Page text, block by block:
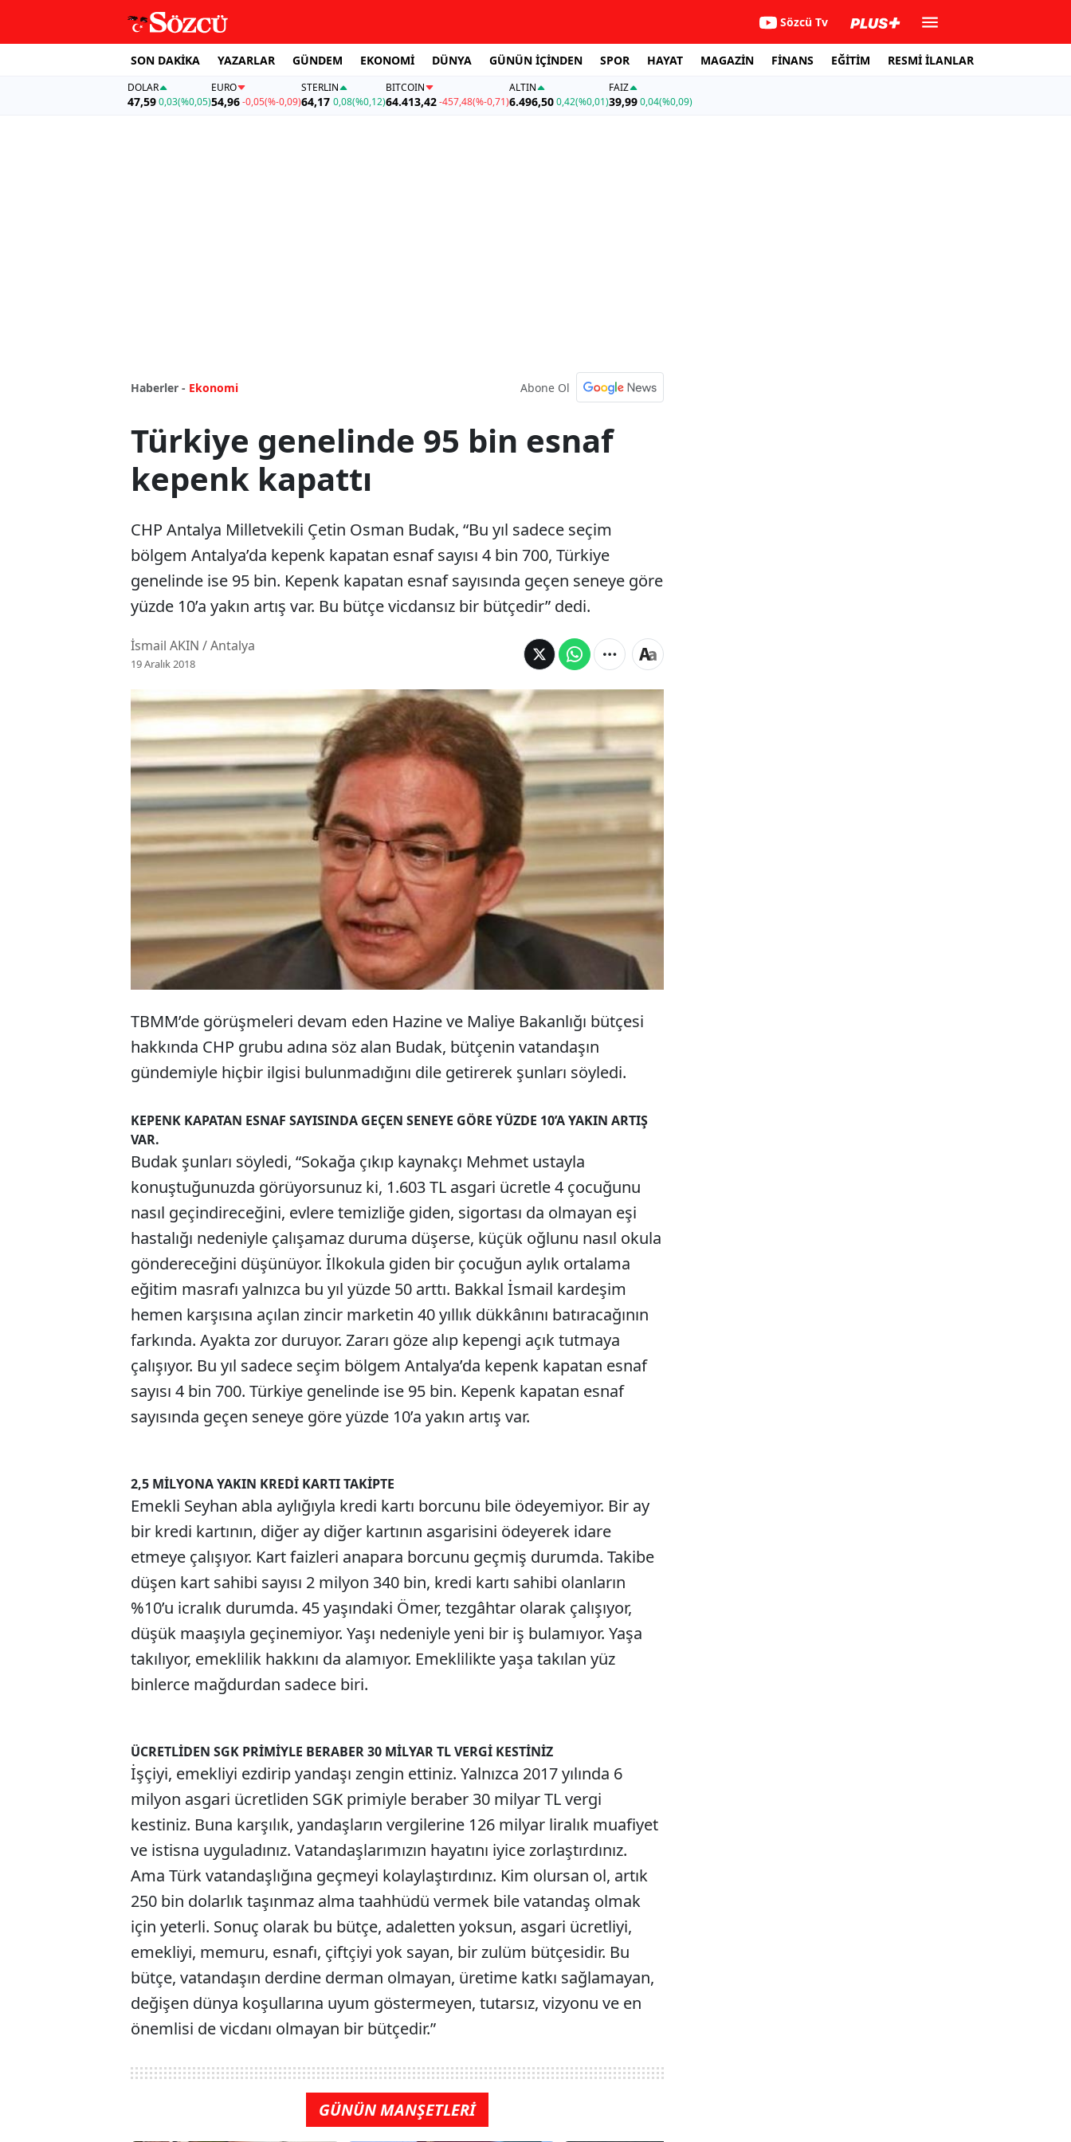
Sözcü Tv
SON DAKİKA YAZARLAR GÜNDEM EKONOMİ DÜNYA GÜNÜN İÇİNDEN SPOR HAYAT MAGAZİN FİNANS EĞİTİM RESMİ İLANLAR
DOLAR
47,590,03(%0,05)
EURO
54,96 -0,05(%-0,09)
STERLIN
64,17 0,08(%0,12)
BITCOIN
64.413,42-457,48(%-0,71)
ALTIN
6.496,500,42(%0,01)
FAİZ
39,990,04(%0,09)
Haberler - Ekonomi Abone Ol
Türkiye genelinde 95 bin esnaf
kepenk kapattı
CHP Antalya Milletvekili Çetin Osman Budak, “Bu yıl sadece seçim
bölgem Antalya’da kepenk kapatan esnaf sayısı 4 bin 700, Türkiye
genelinde ise 95 bin. Kepenk kapatan esnaf sayısında geçen seneye göre
yüzde 10’a yakın artış var. Bu bütçe vicdansız bir bütçedir” dedi.
İsmail AKIN / Antalya
19 Aralık 2018
CHP Antalya Milletvekili Çetin Osman Budak, “Bu yıl sadece seçim
bölgem Antalya’da kepenk kapatan esnaf sayısı 4 bin 700, Türkiye
genelinde ise 95 bin. Kepenk kapatan esnaf sayısında geçen
seneye göre yüzde 10’a yakın artış var. Bu bütçe vicdansız bir
bütçedir” dedi.
TBMM’de görüşmeleri devam eden Hazine ve Maliye Bakanlığı bütçesi
hakkında CHP grubu adına söz alan Budak, bütçenin vatandaşın
gündemiyle hiçbir ilgisi bulunmadığını dile getirerek şunları söyledi.
KEPENK KAPATAN ESNAF SAYISINDA GEÇEN SENEYE GÖRE YÜZDE 10’A YAKIN ARTIŞ
VAR.
Budak şunları söyledi, “Sokağa çıkıp kaynakçı Mehmet ustayla
konuştuğunuzda görüyorsunuz ki, 1.603 TL asgari ücretle 4 çocuğunu
nasıl geçindireceğini, evlere temizliğe giden, sigortası da olmayan eşi
hastalığı nedeniyle çalışamaz duruma düşerse, küçük oğlunu nasıl okula
göndereceğini düşünüyor. İlkokula giden bir çocuğun aylık ortalama
eğitim masrafı yalnızca bu yıl yüzde 50 arttı. Bakkal İsmail kardeşim
hemen karşısına açılan zincir marketin 40 yıllık dükkânını batıracağının
farkında. Ayakta zor duruyor. Zararı göze alıp kepengi açık tutmaya
çalışıyor. Bu yıl sadece seçim bölgem Antalya’da kepenk kapatan esnaf
sayısı 4 bin 700. Türkiye genelinde ise 95 bin. Kepenk kapatan esnaf
sayısında geçen seneye göre yüzde 10’a yakın artış var.
2,5 MİLYONA YAKIN KREDİ KARTI TAKİPTE
Emekli Seyhan abla aylığıyla kredi kartı borcunu bile ödeyemiyor. Bir ay
bir kredi kartının, diğer ay diğer kartının asgarisini ödeyerek idare
etmeye çalışıyor. Kart faizleri anapara borcunu geçmiş durumda. Takibe
düşen kart sahibi sayısı 2 milyon 340 bin, kredi kartı sahibi olanların
%10’u icralık durumda. 45 yaşındaki Ömer, tezgâhtar olarak çalışıyor,
düşük maaşıyla geçinemiyor. Yaşı nedeniyle yeni bir iş bulamıyor. Yaşa
takılıyor, emeklilik hakkını da alamıyor. Emeklilikte yaşa takılan yüz
binlerce mağdurdan sadece biri.
ÜCRETLİDEN SGK PRİMİYLE BERABER 30 MİLYAR TL VERGİ KESTİNİZ
İşçiyi, emekliyi ezdirip yandaşı zengin ettiniz. Yalnızca 2017 yılında 6
milyon asgari ücretliden SGK primiyle beraber 30 milyar TL vergi
kestiniz. Buna karşılık, yandaşların vergilerine 126 milyar liralık muafiyet
ve istisna uyguladınız. Vatandaşlarımızın hayatını iyice zorlaştırdınız.
Ama Türk vatandaşlığına geçmeyi kolaylaştırdınız. Kim olursan ol, artık
250 bin dolarlık taşınmaz alma taahhüdü vermek bile vatandaş olmak
için yeterli. Sonuç olarak bu bütçe, adaletten yoksun, asgari ücretliyi,
emekliyi, memuru, esnafı, çiftçiyi yok sayan, bir zulüm bütçesidir. Bu
bütçe, vatandaşın derdine derman olmayan, üretime katkı sağlamayan,
değişen dünya koşullarına uyum göstermeyen, tutarsız, vizyonu ve en
önemlisi de vicdanı olmayan bir bütçedir.”
GÜNÜN MANŞETLERİ